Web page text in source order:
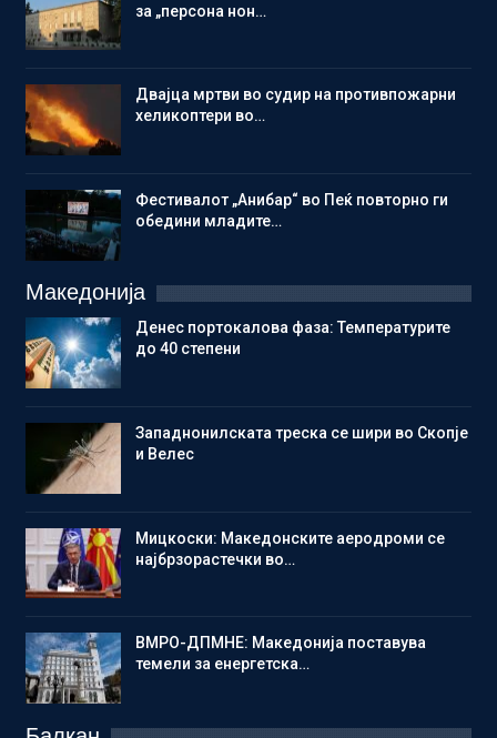
за „персона нон…
Двајца мртви во судир на противпожарни
хеликоптери во…
Фестивалот „Анибар“ во Пеќ повторно ги
обедини младите…
Македонија
Денес портокалова фаза: Температурите
до 40 степени
Западнонилската треска се шири во Скопје
и Велес
Мицкоски: Македонските аеродроми се
најбрзорастечки во…
ВМРО-ДПМНЕ: Македонија поставува
темели за енергетска…